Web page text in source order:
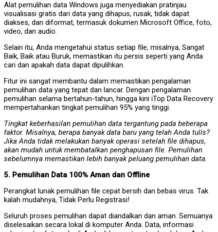
Alat pemulihan data Windows juga menyediakan pratinjau
visualisasi gratis dari data yang dihapus, rusak, tidak dapat
diakses, dan diformat, termasuk dokumen Microsoft Office, foto,
video, dan audio.
Selain itu, Anda mengetahui status setiap file, misalnya, Sangat
Baik, Baik atau Buruk, memastikan itu persis seperti yang Anda
cari dan apakah data dapat dipulihkan.
Fitur ini sangat membantu dalam memastikan pengalaman
pemulihan data yang tepat dan lancar. Dengan pengalaman
pemulihan selama bertahun-tahun, hingga kini iTop Data Recovery
mempertahankan tingkat pemulihan 95% yang tinggi.
Tingkat keberhasilan pemulihan data tergantung pada beberapa
faktor. Misalnya, berapa banyak data baru yang telah Anda tulis?
Jika Anda tidak melakukan banyak operasi setelah file dihapus,
akan mudah untuk membatalkan penghapusan file. Pemulihan
sebelumnya memastikan lebih banyak peluang pemulihan data.
5. Pemulihan Data 100% Aman dan Offline
Perangkat lunak pemulihan file cepat bersih dan bebas virus. Tak
kalah mudahnya, Tidak Perlu Registrasi!
Seluruh proses pemulihan dapat diandalkan dan aman. Semuanya
diselesaikan secara lokal di komputer Anda. Data, informasi